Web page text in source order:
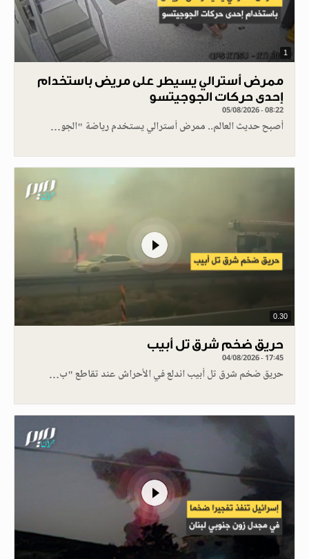
1
ممرض أسترالي يسيطر على مريض باستخدام
إحدى حركات الجوجيتسو
05/08/2026 - 08:22
أصبح حديث العالم.. ممرض أسترالي يستخدم رياضة "الجو…
0.30
حريق ضخم شرق تل أبيب
04/08/2026 - 17:45
حريق ضخم شرق تل أبيب اندلع في الأحراش عند تقاطع "ب…